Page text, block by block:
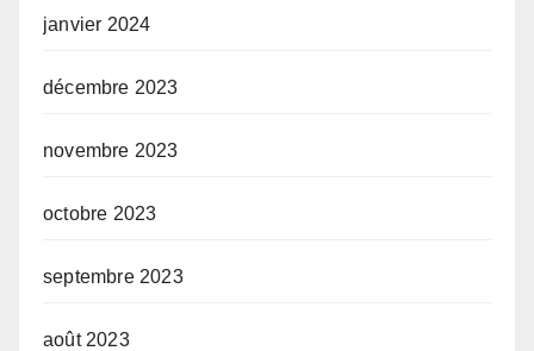
janvier 2024
décembre 2023
novembre 2023
octobre 2023
septembre 2023
août 2023